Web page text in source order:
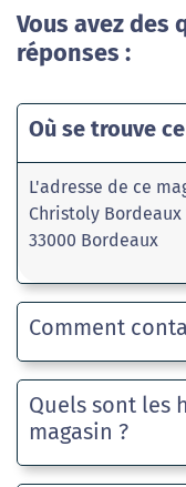
Vous avez des
réponses :
Où se trouve
L'adresse de ce
Christoly Bordeaux
33000 Bordeaux
Comment
Quels sont les
magasin ?